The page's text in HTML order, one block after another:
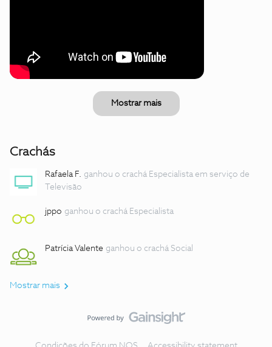
Mostrar mais
Crachás
Rafaela F. ganhou o crachá Especialista em serviço de
Televisão
jppo ganhou o crachá Especialista
Patrícia Valente ganhou o crachá Social
Mostrar mais